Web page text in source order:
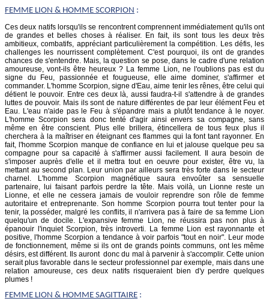
FEMME LION & HOMME SCORPION :
Ces deux natifs lorsqu'ils se rencontrent comprennent immédiatement qu'ils ont
de grandes et belles choses à réaliser. En fait, ils sont tous les deux très
ambitieux, combatifs, appréciant particulièrement la compétition. Les défis, les
challenges les nourrissent complètement. C'est pourquoi, ils ont de grandes
chances de s'entendre. Mais, la question se pose, dans le cadre d'une relation
amoureuse, vont-ils être heureux ? La femme Lion, ne l'oublions pas est du
signe du Feu, passionnée et fougueuse, elle aime dominer, s'affirmer et
commander. L'homme Scorpion, signe d'Eau, aime tenir les rênes, être celui qui
détient le pouvoir. Entre ces deux là, aussi faudra-t-il s'attendre à de grandes
luttes de pouvoir. Mais ils sont de nature différentes de par leur élément Feu et
Eau. L'eau n'aide pas le Feu à s'épandre mais a plutôt tendance à le noyer.
L'homme Scorpion sera donc tenté d'agir ainsi envers sa compagne, sans
même en être conscient. Plus elle brillera, étincellera de tous feux plus il
cherchera à la maîtriser en éteignant ces flammes qui la font tant rayonner. En
fait, l'homme Scorpion manque de confiance en lui et jalouse quelque peu sa
compagne pour sa capacité à s'affirmer aussi facilement. Il aura besoin de
s'imposer auprès d'elle et il mettra tout en oeuvre pour exister, être vu, la
mettant au second plan. Leur union par ailleurs sera très forte dans le secteur
charnel. L'homme Scorpion magnétique saura envoûter sa sensuelle
partenaire, lui faisant parfois perdre la tête. Mais voilà, un Lionne reste un
Lionne, et elle ne cessera jamais de vouloir reprendre son rôle de femme
autoritaire et entreprenante. Son homme Scorpion pourra tout tenter pour la
tenir, la posséder, malgré les conflits, il n'arrivera pas à faire de sa femme Lion
quelqu'un de docile. L'expansive femme Lion, ne réussira pas non plus à
épanouir l'inquiet Scorpion, très introverti. La femme Lion est rayonnante et
positive, l'homme Scorpion a tendance à voir parfois "tout en noir". Leur mode
de fonctionnement, même si ils ont de grands points communs, ont les même
désirs, est différent. Ils auront donc du mal à parvenir à s'accomplir. Cette union
serait plus favorable dans le secteur professionnel par exemple, mais dans une
relation amoureuse, ces deux natifs risqueraient bien d'y perdre quelques
plumes !
FEMME LION & HOMME SAGITTAIRE :